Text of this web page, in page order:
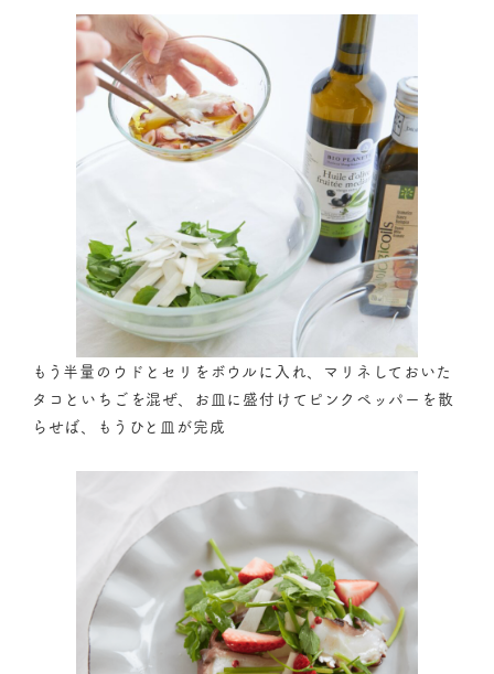
もう半量のウドとセリをボウルに入れ、マリネしておいた
タコといちごを混ぜ、お皿に盛付けてピンクペッパーを散
らせば、もうひと皿が完成